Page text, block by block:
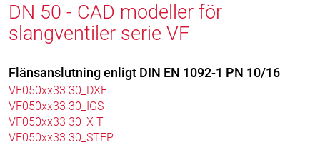
DN 50 - CAD modeller för
slangventiler serie VF
Flänsanslutning enligt DIN EN 1092-1 PN 10/16
VF050xx33 30_DXF
VF050xx33 30_IGS
VF050xx33 30_X T
VF050xx33 30_STEP